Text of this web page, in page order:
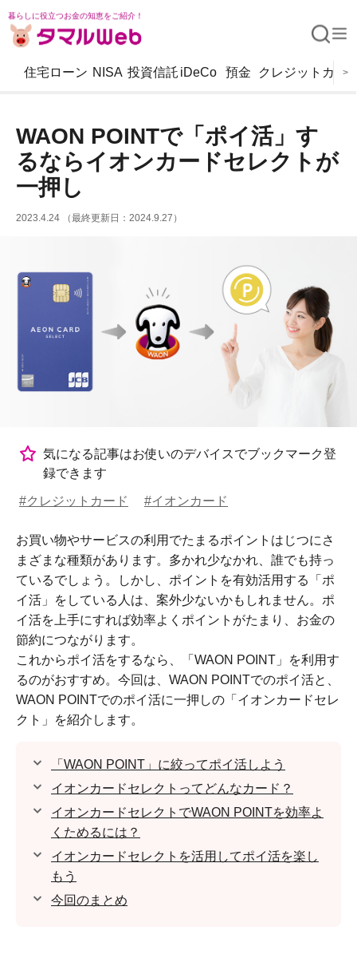
暮らしに役立つお金の知恵をご紹介！
住宅ローン NISA 投資信託 iDeCo 預金 クレジットカー
>
WAON POINTで「ポイ活」す
るならイオンカードセレクトが
一押し
2023.4.24 （最終更新日：2024.9.27）
気になる記事はお使いのデバイスでブックマーク登
録できます
#クレジットカード #イオンカード
お買い物やサービスの利用でたまるポイントはじつにさ
まざまな種類があります。多かれ少なかれ、誰でも持っ
ているでしょう。しかし、ポイントを有効活用する「ポ
イ活」をしている人は、案外少ないかもしれません。ポ
イ活を上手にすれば効率よくポイントがたまり、お金の
節約につながります。
これからポイ活をするなら、「WAON POINT」を利用す
るのがおすすめ。今回は、WAON POINTでのポイ活と、
WAON POINTでのポイ活に一押しの「イオンカードセレ
クト」を紹介します。
「WAON POINT」に絞ってポイ活しよう
イオンカードセレクトってどんなカード？
イオンカードセレクトでWAON POINTを効率よ
くためるには？
イオンカードセレクトを活用してポイ活を楽し
もう
今回のまとめ